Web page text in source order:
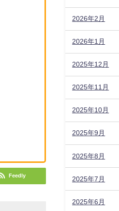
Feedly
2026年2月
2026年1月
2025年12月
2025年11月
2025年10月
2025年9月
2025年8月
2025年7月
2025年6月